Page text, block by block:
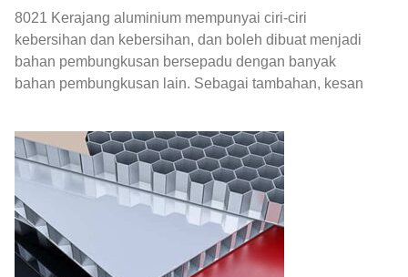
8021 Kerajang aluminium mempunyai ciri-ciri
kebersihan dan kebersihan, dan boleh dibuat menjadi
bahan pembungkusan bersepadu dengan banyak
bahan pembungkusan lain. Sebagai tambahan, kesan
foil juga boleh digunakan dalam bidang pembungkusan
makanan.